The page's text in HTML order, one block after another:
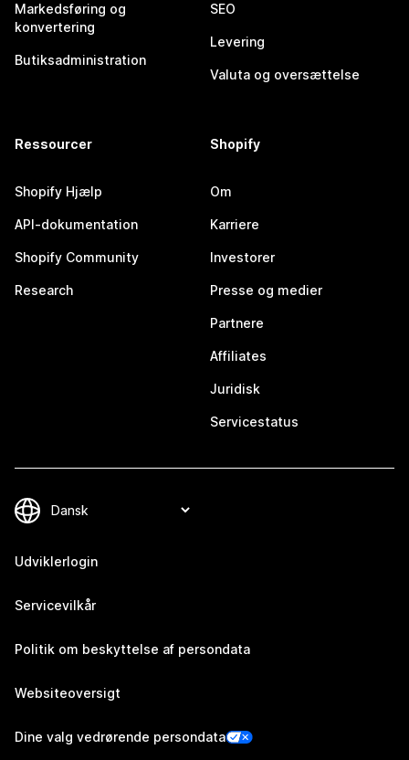
Markedsføring og
konvertering
Butiksadministration
SEO
Levering
Valuta og oversættelse
Ressourcer
Shopify Hjælp
API-dokumentation
Shopify Community
Research
Shopify
Om
Karriere
Investorer
Presse og medier
Partnere
Affiliates
Juridisk
Servicestatus
Udviklerlogin
Servicevilkår
Politik om beskyttelse af persondata
Websiteoversigt
Dine valg vedrørende persondata